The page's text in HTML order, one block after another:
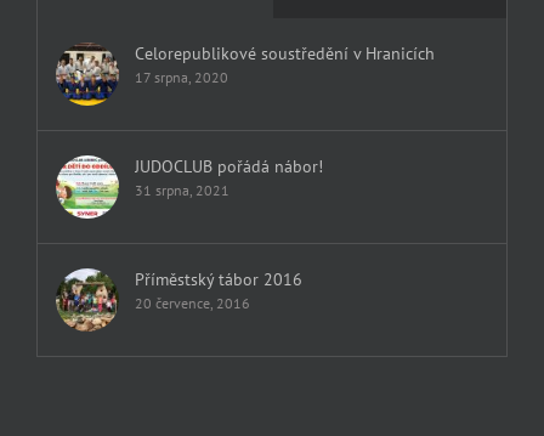
Celorepublikové soustředění v Hranicích
17 srpna, 2020
JUDOCLUB pořádá nábor!
31 srpna, 2021
Příměstský tábor 2016
20 července, 2016